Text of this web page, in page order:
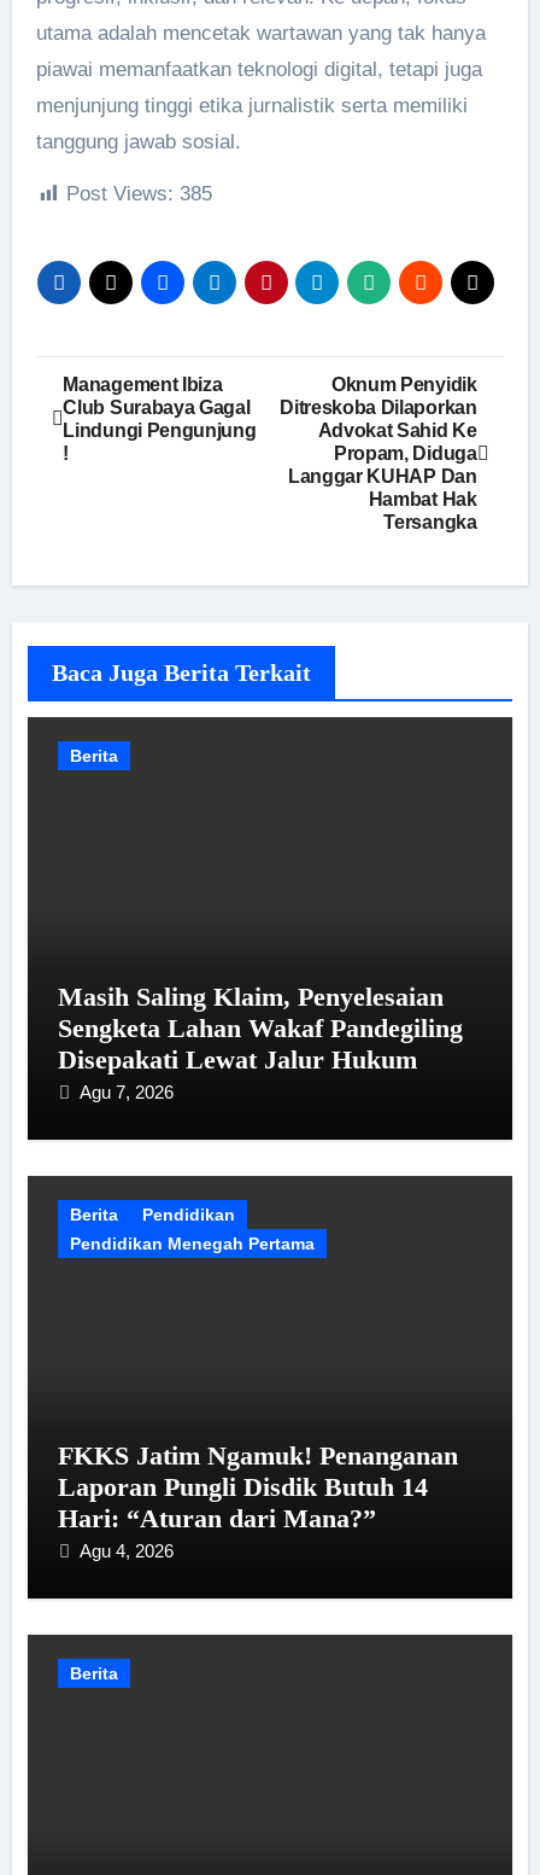
utama adalah mencetak wartawan yang tak hanya
piawai memanfaatkan teknologi digital, tetapi juga
menjunjung tinggi etika jurnalistik serta memiliki
tanggung jawab sosial.
Post Views: 385
Navigasi
pos
Management Ibiza
Club Surabaya Gagal
Lindungi Pengunjung
!
Oknum Penyidik
Ditreskoba Dilaporkan
Advokat Sahid Ke
Propam, Diduga
Langgar KUHAP Dan
Hambat Hak
Tersangka
Baca Juga Berita Terkait
Berita
Masih Saling Klaim, Penyelesaian
Sengketa Lahan Wakaf Pandegiling
Disepakati Lewat Jalur Hukum
Agu 7, 2026
Berita
Pendidikan
Pendidikan Menegah Pertama
FKKS Jatim Ngamuk! Penanganan
Laporan Pungli Disdik Butuh 14
Hari: “Aturan dari Mana?”
Agu 4, 2026
Berita